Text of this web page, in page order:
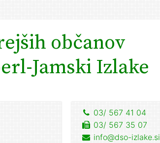
občanov
Jamski Izlake
03/ 567 41 04
03/ 567 35 07
info@dso-izlake.si